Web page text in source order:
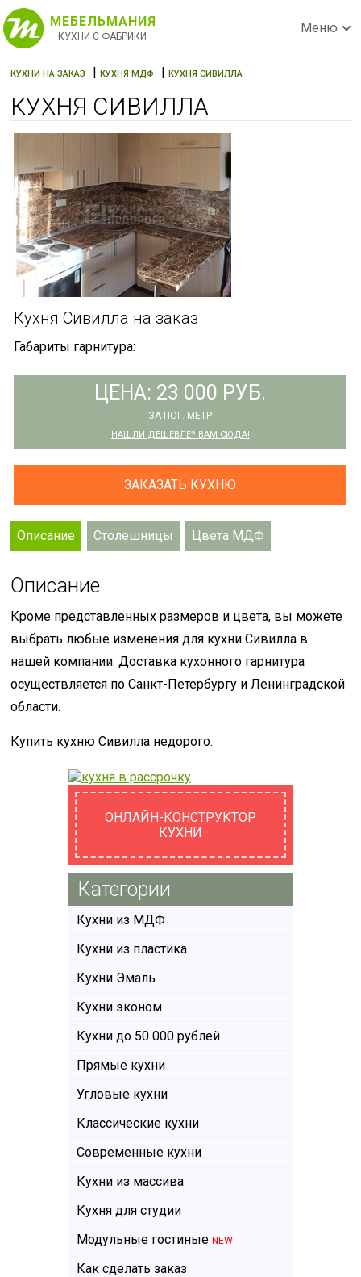
МЕБЕЛЬМАНИЯ
КУХНИ С ФАБРИКИ
Меню
КУХНИ НА ЗАКАЗ |КУХНЯ МДФ |КУХНЯ СИВИЛЛА
КУХНЯ СИВИЛЛА
Кухня Сивилла на заказ
Габариты гарнитура:
ЦЕНА: 23 000 РУБ.
ЗА ПОГ. МЕТР
НАШЛИ ДЕШЕВЛЕ? ВАМ СЮДА!
ЗАКАЗАТЬ КУХНЮ
Описание Столешницы Цвета МДФ
Описание
Кроме представленных размеров и цвета, вы можете
выбрать любые изменения для кухни Сивилла в
нашей компании. Доставка кухонного гарнитура
осуществляется по Санкт-Петербургу и Ленинградской
области.
Купить кухню Сивилла недорого.
ОНЛАЙН-КОНСТРУКТОР
КУХНИ
Категории
Кухни из МДФ
Кухни из пластика
Кухни Эмаль
Кухни эконом
Кухни до 50 000 рублей
Прямые кухни
Угловые кухни
Классические кухни
Современные кухни
Кухни из массива
Кухня для студии
Модульные гостиные NEW!
Как сделать заказ